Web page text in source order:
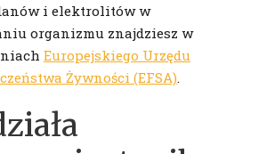
i elektrolitów w
organizmu znajdziesz w
Europejskiego Urzędu
Żywności (EFSA).